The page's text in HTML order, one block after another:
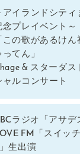
アイランドシテ
念プレイベント～
この歌があるけ
ってん」
& スターダ
ャルコンサート
ラジオ「アサデ
FM「スイッ
生出演